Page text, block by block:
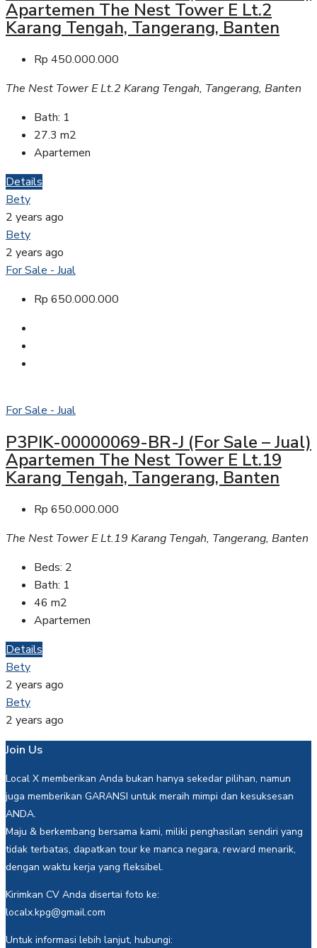
Apartemen The Nest Tower E Lt.2
Karang Tengah, Tangerang, Banten
Rp 450.000.000
The Nest Tower E Lt.2 Karang Tengah, Tangerang, Banten
Bath: 1
27.3 m2
Apartemen
Details
Bety
2 years ago
Bety
2 years ago
For Sale - Jual
Rp 650.000.000
For Sale - Jual
P3PIK-00000069-BR-J (For Sale – Jual)
Apartemen The Nest Tower E Lt.19
Karang Tengah, Tangerang, Banten
Rp 650.000.000
The Nest Tower E Lt.19 Karang Tengah, Tangerang, Banten
Beds: 2
Bath: 1
46 m2
Apartemen
Details
Bety
2 years ago
Bety
2 years ago
Join Us
Local X memberikan Anda bukan hanya sekedar pilihan, namun
juga memberikan GARANSI untuk meraih mimpi dan kesuksesan
ANDA.
Maju & berkembang bersama kami, miliki penghasilan sendiri yang
tidak terbatas, dapatkan tour ke manca negara, reward menarik,
dengan waktu kerja yang fleksibel.
Kirimkan CV Anda disertai foto ke:
localx.kpg@gmail.com
Untuk informasi lebih lanjut, hubungi: